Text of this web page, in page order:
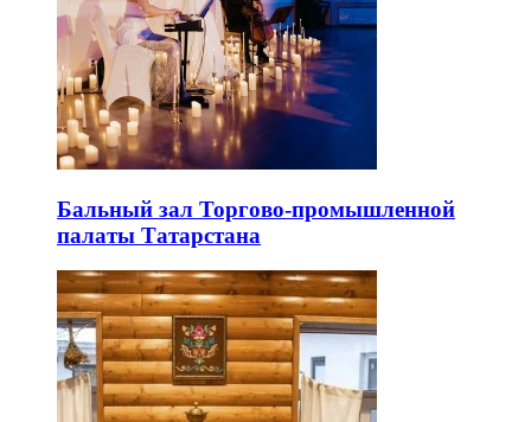
Бальный зал Торгово-промышленной
палаты Татарстана